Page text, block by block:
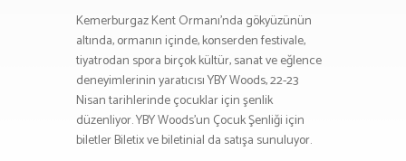
Kemerburgaz Kent Ormanı’nda gökyüzünün
altında, ormanın içinde, konserden festivale,
tiyatrodan spora birçok kültür, sanat ve eğlence
deneyimlerinin yaratıcısı YBY Woods, 22-23
Nisan tarihlerinde çocuklar için şenlik
düzenliyor. YBY Woods’un Çocuk Şenliği için
biletler Biletix ve biletinial da satışa sunuluyor.